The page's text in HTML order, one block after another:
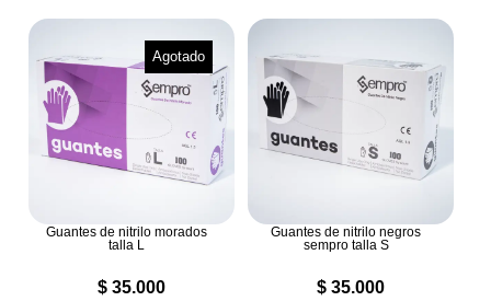
Agotado
Guantes de nitrilo morados
talla L
$35.000
Guantes de nitrilo negros
sempro talla S
$35.000